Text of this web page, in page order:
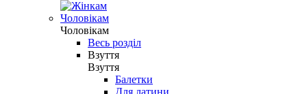
Чоловікам
Чоловікам
Весь розділ
Взуття
Взуття
Балетки
Для латини